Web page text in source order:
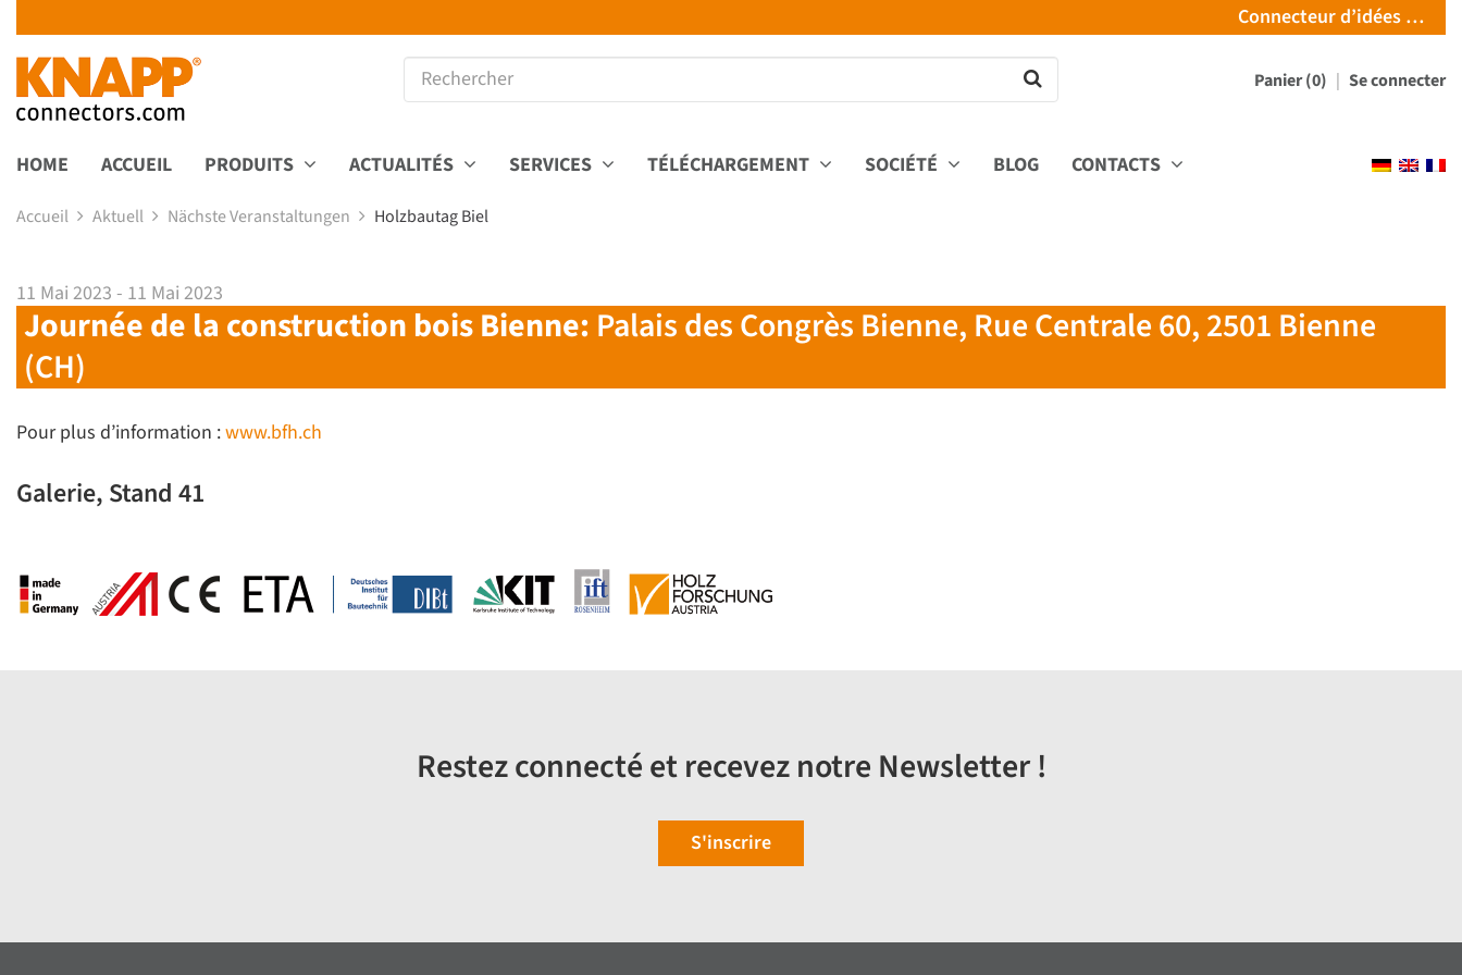
Connecteur d’idées …
Panier (0) Se connecter
HOME ACCUEIL PRODUITS ACTUALITÉS SERVICES TÉLÉCHARGEMENT SOCIÉTÉ BLOG CONTACTS
Accueil Aktuell Nächste Veranstaltungen Holzbautag Biel
11 Mai 2023 - 11 Mai 2023
Journée de la construction bois Bienne: Palais des Congrès Bienne, Rue Centrale 60, 2501 Bienne
(CH)
Pour plus d’information :www.bfh.ch
Galerie, Stand 41
Restez connecté et recevez notre Newsletter !
S'inscrire